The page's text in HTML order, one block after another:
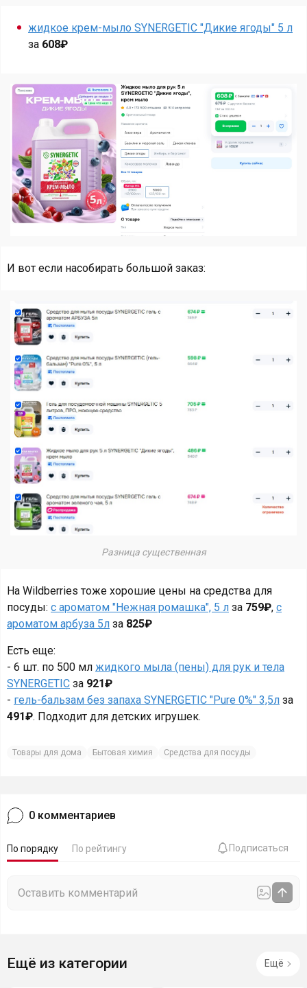
жидкое крем-мыло SYNERGETIC "Дикие ягоды" 5 л
за 608₽
И вот если насобирать большой заказ:
Разница существенная
На Wildberries тоже хорошие цены на средства для
посуды: с ароматом "Нежная ромашка", 5 л за 759₽, с
ароматом арбуза 5л за 825₽
Есть еще:
- 6 шт. по 500 мл жидкого мыла (пены) для рук и тела
SYNERGETIC за 921₽
- гель-бальзам без запаха SYNERGETIC "Pure 0%" 3,5л за
491₽. Подходит для детских игрушек.
Товары для дома Бытовая химия Средства для посуды
0 комментариев
По порядку По рейтингу Подписаться
Ещё из категории Ещё